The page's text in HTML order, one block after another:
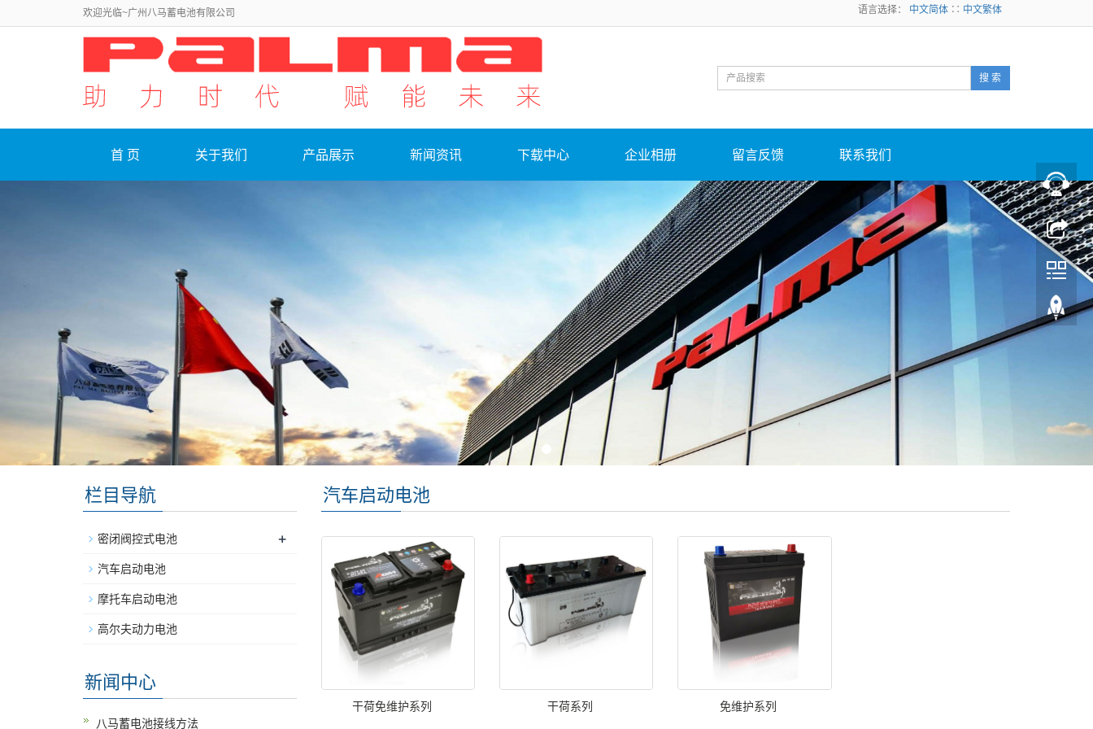
欢迎光临~广州八马蓄电池有限公司 语言选择： 中文简体 ∷ 中文繁体
搜 索
首 页 关于我们 产品展示 新闻资讯 下载中心 企业相册 留言反馈 联系我们
汽车启动电池
干荷免维护系列 干荷系列 免维护系列
栏目导航
密闭阀控式电池 +
汽车启动电池
摩托车启动电池
高尔夫动力电池
新闻中心
八马蓄电池接线方法